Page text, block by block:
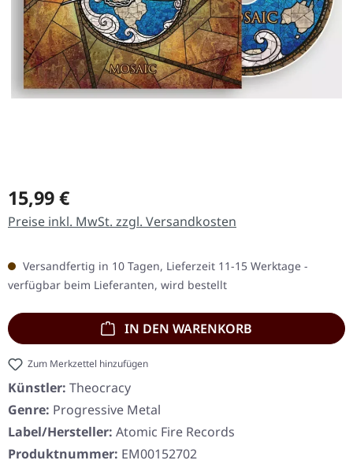
Regulärer Preis:
15,99 €
Preise inkl. MwSt. zzgl. Versandkosten
Versandfertig in 10 Tagen, Lieferzeit 11-15 Werktage -
verfügbar beim Lieferanten, wird bestellt
IN DEN WARENKORB
Zum Merkzettel hinzufügen
Künstler: Theocracy
Genre: Progressive Metal
Label/Hersteller: Atomic Fire Records
Produktnummer: EM00152702